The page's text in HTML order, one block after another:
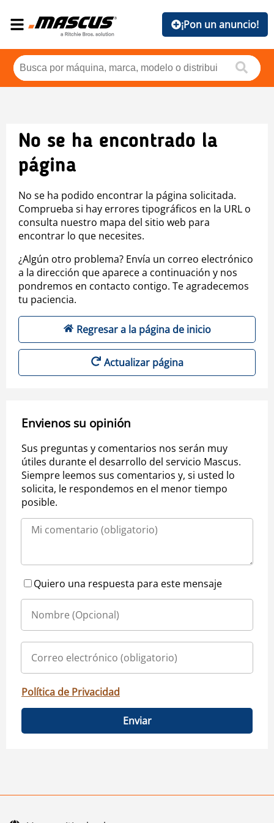
¡Pon un anuncio!
No se ha encontrado la
página
No se ha podido encontrar la página solicitada.
Comprueba si hay errores tipográficos en la URL o
consulta nuestro mapa del sitio web para
encontrar lo que necesites.
¿Algún otro problema? Envía un correo electrónico
a la dirección que aparece a continuación y nos
pondremos en contacto contigo. Te agradecemos
tu paciencia.
Regresar a la página de inicio
Actualizar página
Envienos su opinión
Sus preguntas y comentarios nos serán muy
útiles durante el desarrollo del servicio Mascus.
Siempre leemos sus comentarios y, si usted lo
solicita, le respondemos en el menor tiempo
posible.
Quiero una respuesta para este mensaje
Política de Privacidad
Enviar